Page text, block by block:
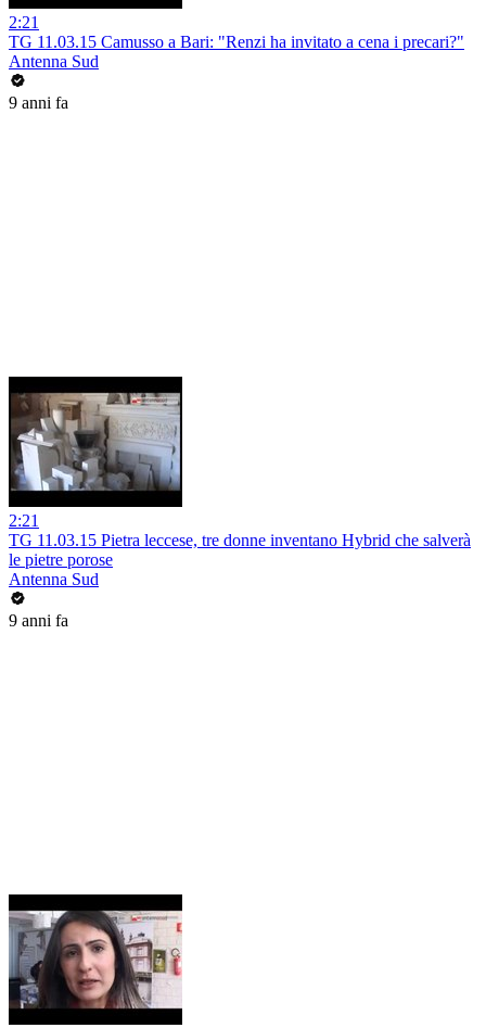
2:21
TG 11.03.15 Camusso a Bari: "Renzi ha invitato a cena i precari?"
Antenna Sud
9 anni fa
2:21
TG 11.03.15 Pietra leccese, tre donne inventano Hybrid che salverà
le pietre porose
Antenna Sud
9 anni fa